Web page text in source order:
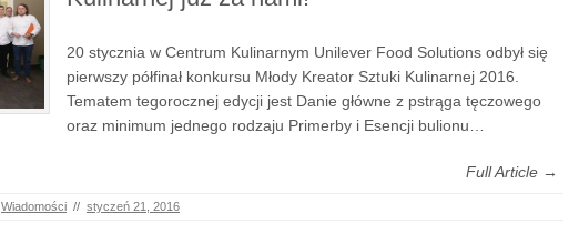
20 stycznia w Centrum Kulinarnym Unilever Food Solutions odbył się
pierwszy półfinał konkursu Młody Kreator Sztuki Kulinarnej 2016.
Tematem tegorocznej edycji jest Danie główne z pstrąga tęczowego
oraz minimum jednego rodzaju Primerby i Esencji bulionu…
Full Article →
Wiadomości // styczeń 21, 2016